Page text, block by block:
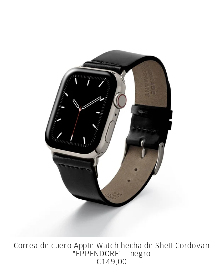
Correa de cuero Apple Watch hecha de Shell Cordovan
"EPPENDORF" - negro
€149,00